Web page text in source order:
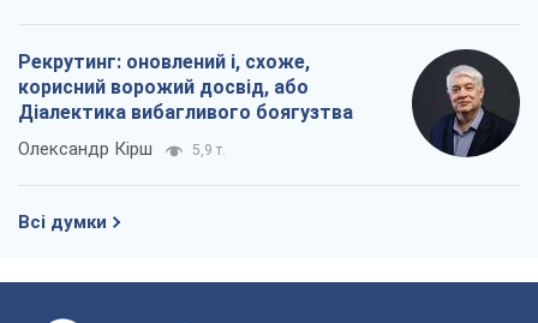
Рекрутинг: оновлений і, схоже,
корисний ворожий досвід, або
Діалектика вибагливого боягузтва
Олександр Кірш 5,9 т.
Всі думки